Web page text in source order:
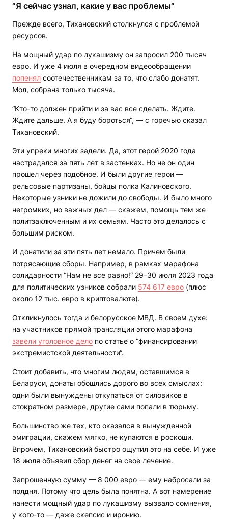
“Я сейчас узнал, какие у вас проблемы“
Прежде всего, Тихановский столкнулся с проблемой
ресурсов.
На мощный удар по лукашизму он запросил 200 тысяч
евро. И уже 4 июля в очередном видеообращении
попенял соотечественникам за то, что слабо донатят.
Мол, собрана только тысяча.
“Кто-то должен прийти и за вас все сделать. Ждите.
Ждите дальше. А я буду бороться“, — с горечью сказал
Тихановский.
Эти упреки многих задели. Да, этот герой 2020 года
настрадался за пять лет в застенках. Но не он один
прошел через подобное. И были другие герои —
рельсовые партизаны, бойцы полка Калиновского.
Некоторые узники не дожили до свободы. И было много
негромких, но важных дел — скажем, помощь тем же
политзаключенным и их семьям. Часто это делалось с
большим риском.
И донатили за эти пять лет немало. Причем были
потрясающие сборы. Например, в рамках марафона
солидарности “Нам не все равно!“ 29–30 июля 2023 года
для политических узников собрали 574 617 евро (плюс
около 12 тыс. евро в криптовалюте).
Откликнулось тогда и белорусское МВД. В своем духе:
на участников прямой трансляции этого марафона
завели уголовное дело по статье о “финансировании
экстремистской деятельности“.
Стоит добавить, что многим людям, оставшимся в
Беларуси, донаты обошлись дорого во всех смыслах:
одни были вынуждены откупаться от силовиков в
стократном размере, другие сами попали в тюрьму.
Большинство же тех, кто оказался в вынужденной
эмиграции, скажем мягко, не купаются в роскоши.
Впрочем, Тихановский быстро ощутил это на себе. И уже
18 июля объявил сбор денег на свое лечение.
Запрошенную сумму — 8 000 евро — ему набросали за
полдня. Потому что цель была понятна. А вот намерение
нанести мощный удар по лукашизму вызвало сомнения,
у кого-то — даже скепсис и иронию.